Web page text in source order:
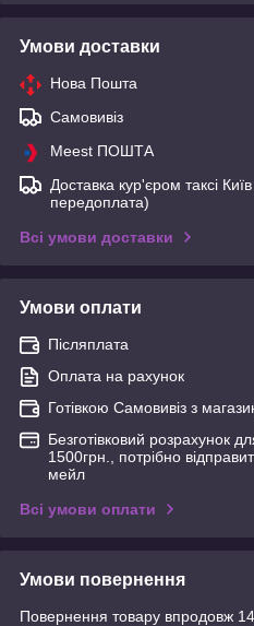
Умови доставки
Нова Пошта
Самовивіз
Meest ПОШТА
Доставка кур'єром таксі
передоплата)
Всі умови доставки
Умови оплати
Післяплата
Оплата на рахунок
Готівкою Самовивіз з
Безготівковий розрахунок
1500грн., потрібно
мейл
Всі умови оплати
Умови повернення
Повернення товару впродовж